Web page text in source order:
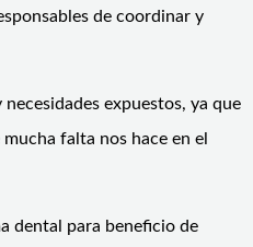
de coordinar y
expuestos, ya que
falta nos hace en el
dental para beneficio de